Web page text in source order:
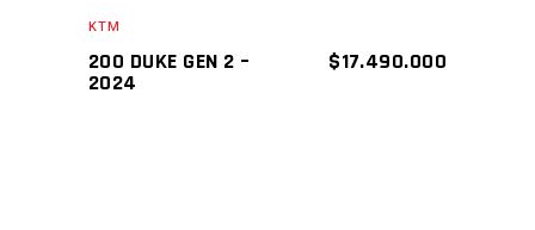
KTM
200 DUKE GEN 2 –
2024
$17.490.000